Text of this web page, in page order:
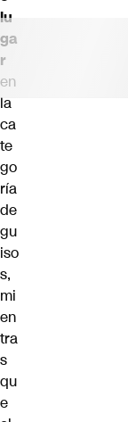
lu
ga
r
en
la
ca
te
go
ría
de
gu
iso
s,
mi
en
tra
s
qu
e